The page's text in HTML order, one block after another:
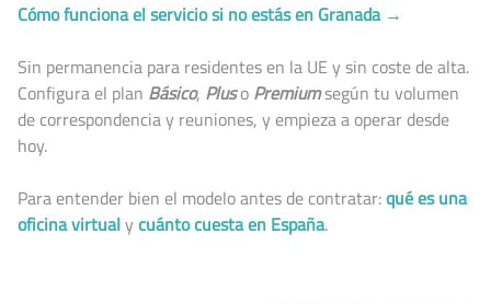
Cómo funciona el servicio si no estás en Granada →
Sin permanencia para residentes en la UE y sin coste de alta.
Configura el plan Básico, Pluso Premiumsegún tu volumen
de correspondencia y reuniones, y empieza a operar desde
hoy.
Para entender bien el modelo antes de contratar:qué es una
oficina virtual ycuánto cuesta en España.